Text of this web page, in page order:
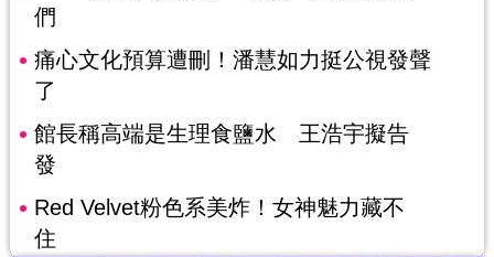
們
痛心文化預算遭刪！潘慧如力挺公視發聲
了
館長稱高端是生理食鹽水 王浩宇擬告
發
Red Velvet粉色系美炸！女神魅力藏不
住